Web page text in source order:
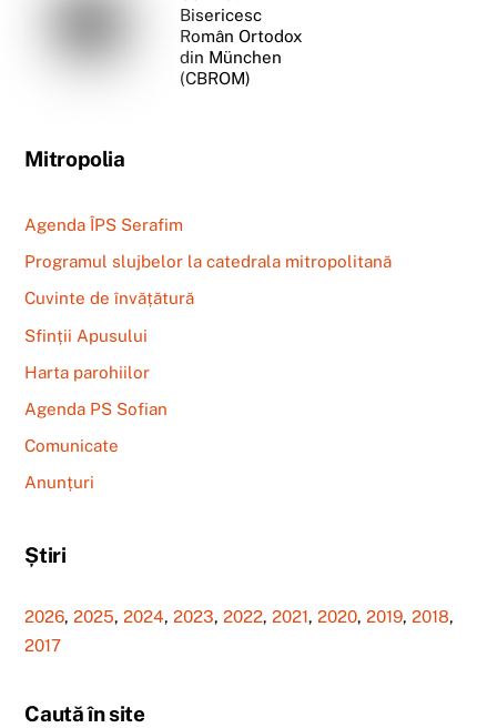
Bisericesc
Român Ortodox
din München
(CBROM)
Mitropolia
Agenda ÎPS Serafim
Programul slujbelor la catedrala mitropolitană
Cuvinte de învățătură
Sfinții Apusului
Harta parohiilor
Agenda PS Sofian
Comunicate
Anunțuri
Știri
2026,2025,2024,2023,2022,2021,2020,2019,2018,
2017
Caută în site